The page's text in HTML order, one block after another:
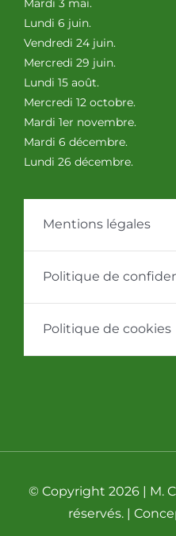
Mardi 3 mai.
Lundi 6 juin.
Vendredi 24 juin.
Mercredi 29 juin.
Lundi 15 août.
Mercredi 12 octobre.
Mardi 1er novembre.
Mardi 6 décembre.
Lundi 26 décembre.
Mentions légales
Politique de
Politique de cookies
© Copyright 2026 | M.
réservés. |